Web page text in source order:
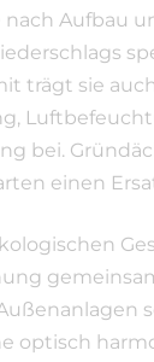
nach Aufbau
trägt sie
bei.
einen
optisch